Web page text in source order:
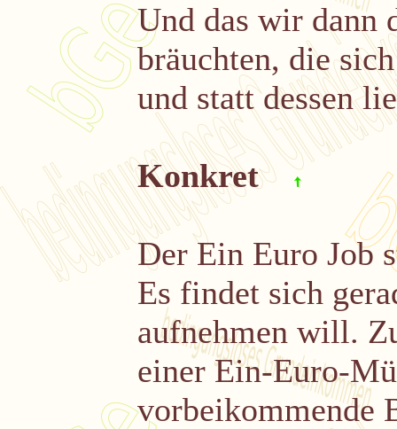
Und das wir dann
bräuchten, die
und statt dessen
Konkret
Der Ein Euro Job
Es findet sich
aufnehmen will.
einer Ein-Euro-
vorbeikommende